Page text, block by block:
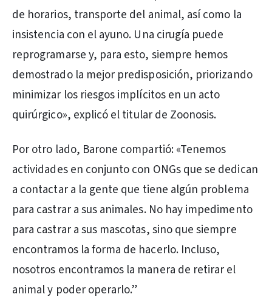
de horarios, transporte del animal, así como la
insistencia con el ayuno. Una cirugía puede
reprogramarse y, para esto, siempre hemos
demostrado la mejor predisposición, priorizando
minimizar los riesgos implícitos en un acto
quirúrgico», explicó el titular de Zoonosis.
Por otro lado, Barone compartió: «Tenemos
actividades en conjunto con ONGs que se dedican
a contactar a la gente que tiene algún problema
para castrar a sus animales. No hay impedimento
para castrar a sus mascotas, sino que siempre
encontramos la forma de hacerlo. Incluso,
nosotros encontramos la manera de retirar el
animal y poder operarlo.”